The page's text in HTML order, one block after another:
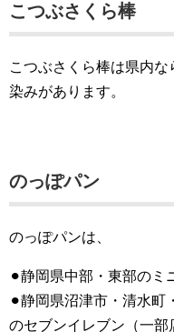
こつぶさくら棒
こつぶさくら棒は県内
染みがあります。
のっぽパン
のっぽパンは、
⚫︎静岡県中部・東部のミ
⚫︎静岡県沼津市・清水
のセブンイレブン（一部